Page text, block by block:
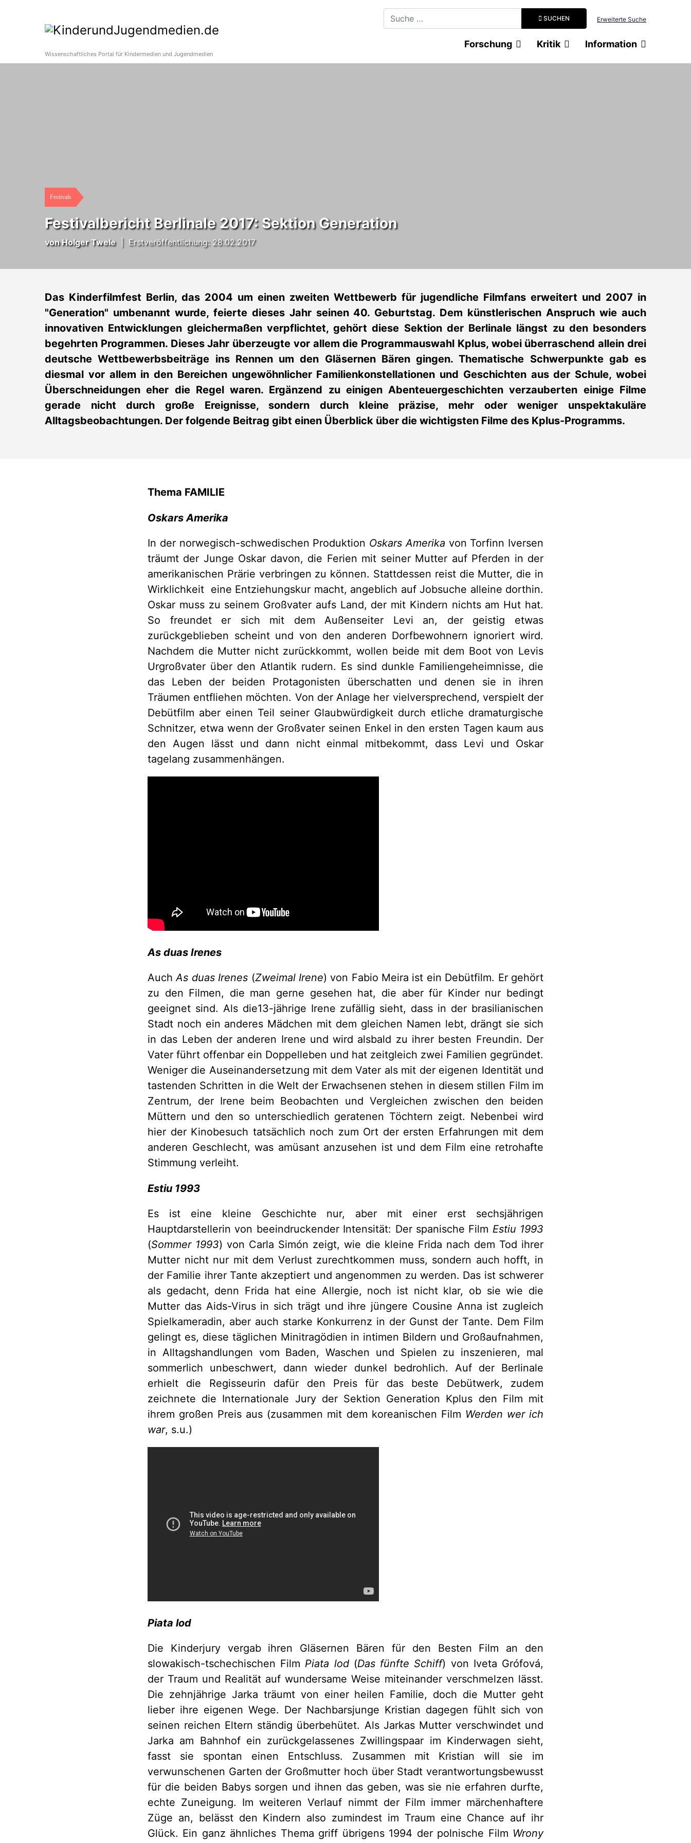
SUCHEN Erweiterte Suche
Wissenschaftliches Portal für Kindermedien und Jugendmedien
Forschung Kritik Information
Festivals
Festivalbericht Berlinale 2017: Sektion Generation
vonHolger Twele| Erstveröffentlichung: 28.02.2017
Das Kinderfilmfest Berlin, das 2004 um einen zweiten Wettbewerb für jugendliche Filmfans erweitert und 2007 in
"Generation" umbenannt wurde, feierte dieses Jahr seinen 40. Geburtstag. Dem künstlerischen Anspruch wie auch
innovativen Entwicklungen gleichermaßen verpflichtet, gehört diese Sektion der Berlinale längst zu den besonders
begehrten Programmen. Dieses Jahr überzeugte vor allem die Programmauswahl Kplus, wobei überraschend allein drei
deutsche Wettbewerbsbeiträge ins Rennen um den Gläsernen Bären gingen. Thematische Schwerpunkte gab es
diesmal vor allem in den Bereichen ungewöhnlicher Familienkonstellationen und Geschichten aus der Schule, wobei
Überschneidungen eher die Regel waren. Ergänzend zu einigen Abenteuergeschichten verzauberten einige Filme
gerade nicht durch große Ereignisse, sondern durch kleine präzise, mehr oder weniger unspektakuläre
Alltagsbeobachtungen. Der folgende Beitrag gibt einen Überblick über die wichtigsten Filme des Kplus-Programms.
Thema FAMILIE
Oskars Amerika
In der norwegisch-schwedischen Produktion Oskars Amerika von Torfinn Iversen
träumt der Junge Oskar davon, die Ferien mit seiner Mutter auf Pferden in der
amerikanischen Prärie verbringen zu können. Stattdessen reist die Mutter, die in
Wirklichkeit eine Entziehungskur macht, angeblich auf Jobsuche alleine dorthin.
Oskar muss zu seinem Großvater aufs Land, der mit Kindern nichts am Hut hat.
So freundet er sich mit dem Außenseiter Levi an, der geistig etwas
zurückgeblieben scheint und von den anderen Dorfbewohnern ignoriert wird.
Nachdem die Mutter nicht zurückkommt, wollen beide mit dem Boot von Levis
Urgroßvater über den Atlantik rudern. Es sind dunkle Familiengeheimnisse, die
das Leben der beiden Protagonisten überschatten und denen sie in ihren
Träumen entfliehen möchten. Von der Anlage her vielversprechend, verspielt der
Debütfilm aber einen Teil seiner Glaubwürdigkeit durch etliche dramaturgische
Schnitzer, etwa wenn der Großvater seinen Enkel in den ersten Tagen kaum aus
den Augen lässt und dann nicht einmal mitbekommt, dass Levi und Oskar
tagelang zusammenhängen.
As duas Irenes
AuchAs duas Irenes (Zweimal Irene) von Fabio Meira ist ein Debütfilm. Er gehört
zu den Filmen, die man gerne gesehen hat, die aber für Kinder nur bedingt
geeignet sind. Als die13-jährige Irene zufällig sieht, dass in der brasilianischen
Stadt noch ein anderes Mädchen mit dem gleichen Namen lebt, drängt sie sich
in das Leben der anderen Irene und wird alsbald zu ihrer besten Freundin. Der
Vater führt offenbar ein Doppelleben und hat zeitgleich zwei Familien gegründet.
Weniger die Auseinandersetzung mit dem Vater als mit der eigenen Identität und
tastenden Schritten in die Welt der Erwachsenen stehen in diesem stillen Film im
Zentrum, der Irene beim Beobachten und Vergleichen zwischen den beiden
Müttern und den so unterschiedlich geratenen Töchtern zeigt. Nebenbei wird
hier der Kinobesuch tatsächlich noch zum Ort der ersten Erfahrungen mit dem
anderen Geschlecht, was amüsant anzusehen ist und dem Film eine retrohafte
Stimmung verleiht.
Estiu 1993
Es ist eine kleine Geschichte nur, aber mit einer erst sechsjährigen
Hauptdarstellerin von beeindruckender Intensität: Der spanische Film Estiu 1993
(Sommer 1993) von Carla Simón zeigt, wie die kleine Frida nach dem Tod ihrer
Mutter nicht nur mit dem Verlust zurechtkommen muss, sondern auch hofft, in
der Familie ihrer Tante akzeptiert und angenommen zu werden. Das ist schwerer
als gedacht, denn Frida hat eine Allergie, noch ist nicht klar, ob sie wie die
Mutter das Aids-Virus in sich trägt und ihre jüngere Cousine Anna ist zugleich
Spielkameradin, aber auch starke Konkurrenz in der Gunst der Tante. Dem Film
gelingt es, diese täglichen Minitragödien in intimen Bildern und Großaufnahmen,
in Alltagshandlungen vom Baden, Waschen und Spielen zu inszenieren, mal
sommerlich unbeschwert, dann wieder dunkel bedrohlich. Auf der Berlinale
erhielt die Regisseurin dafür den Preis für das beste Debütwerk, zudem
zeichnete die Internationale Jury der Sektion Generation Kplus den Film mit
ihrem großen Preis aus (zusammen mit dem koreanischen Film Werden wer ich
war, s.u.)
Piata lod
Die Kinderjury vergab ihren Gläsernen Bären für den Besten Film an den
slowakisch-tschechischen Film Piata lod(Das fünfte Schiff) von Iveta Grófová,
der Traum und Realität auf wundersame Weise miteinander verschmelzen lässt.
Die zehnjährige Jarka träumt von einer heilen Familie, doch die Mutter geht
lieber ihre eigenen Wege. Der Nachbarsjunge Kristian dagegen fühlt sich von
seinen reichen Eltern ständig überbehütet. Als Jarkas Mutter verschwindet und
Jarka am Bahnhof ein zurückgelassenes Zwillingspaar im Kinderwagen sieht,
fasst sie spontan einen Entschluss. Zusammen mit Kristian will sie im
verwunschenen Garten der Großmutter hoch über Stadt verantwortungsbewusst
für die beiden Babys sorgen und ihnen das geben, was sie nie erfahren durfte,
echte Zuneigung. Im weiteren Verlauf nimmt der Film immer märchenhaftere
Züge an, belässt den Kindern also zumindest im Traum eine Chance auf ihr
Glück. Ein ganz ähnliches Thema griff übrigens 1994 der polnische Film Wrony